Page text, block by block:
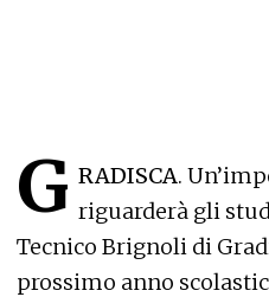
G RADISCA.
riguarderà gli
Tecnico Brignoli di
prossimo anno